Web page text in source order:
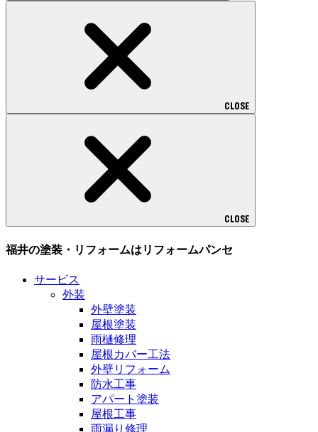
CLOSE
CLOSE
福井の塗装・リフォームはリフォームパンセ
サービス
外装
外壁塗装
屋根塗装
雨樋修理
屋根カバー工法
外壁リフォーム
防水工事
アパート塗装
屋根工事
雨漏り修理